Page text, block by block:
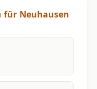
Neuhausen